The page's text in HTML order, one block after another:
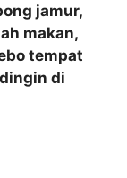
jamur,
makan,
tempat
di